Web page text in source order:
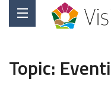
Topic: Eventi